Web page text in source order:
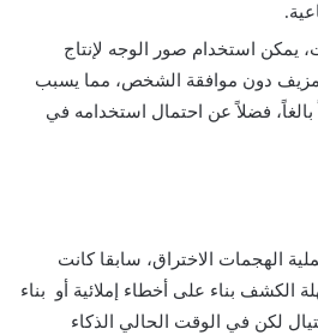
يمكن استخدام صور الوجه لإنتاج
دون موافقة الشخص، مما يسبب
بالغاً، فضلاً عن احتمال استخدامه في
الهجمات الاختراق، سابقا كانت
الكشف بناء على أخطاء إملائية أو بناء
لكن في الوقت الحالي الذكاء